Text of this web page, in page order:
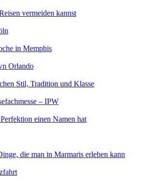
vermeiden kannst
in Memphis
Orlando
Stil, Tradition und Klasse
– IPW
einen Namen hat
die man in Marmaris erleben kann